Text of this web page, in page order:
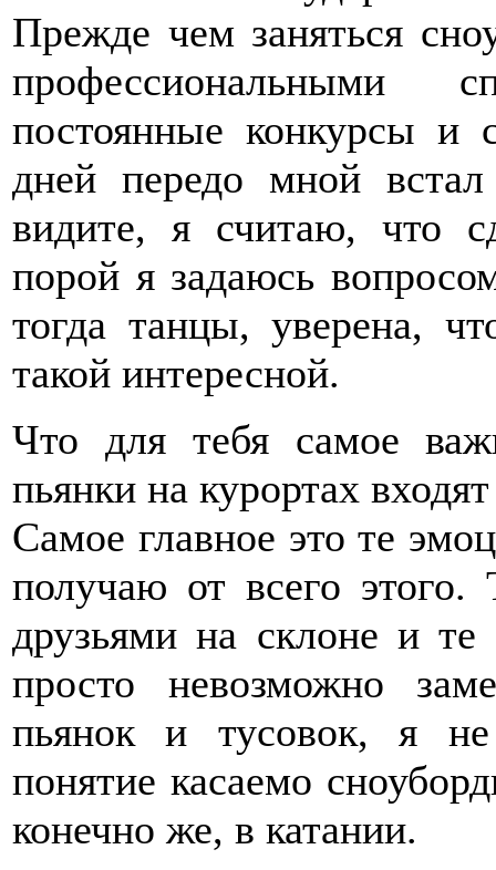
Прежде чем заняться
профессиональными
постоянные конкурсы и
дней передо мной
видите, я считаю, что
порой я задаюсь
тогда танцы, уверена,
такой интересной.
Что для тебя самое
пьянки на курортах
Самое главное это те
получаю от всего
друзьями на склоне и
просто невозможно
пьянок и тусовок, я
понятие касаемо
конечно же, в катании.